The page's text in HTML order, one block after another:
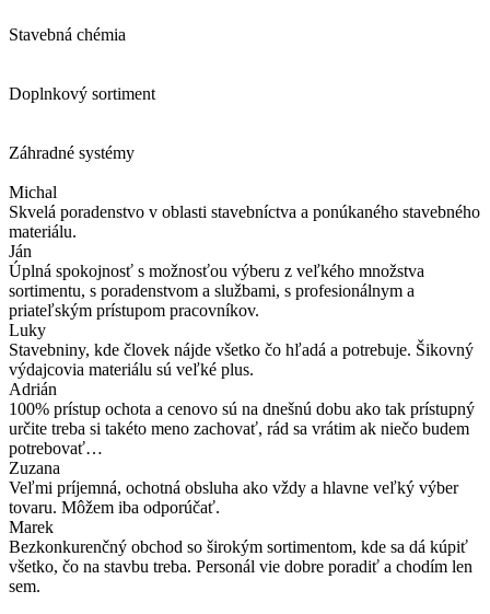
Stavebná chémia
Doplnkový sortiment
Záhradné systémy
Michal
Skvelá poradenstvo v oblasti stavebníctva a ponúkaného stavebného
materiálu.
Ján
Úplná spokojnosť s možnosťou výberu z veľkého množstva
sortimentu, s poradenstvom a službami, s profesionálnym a
priateľským prístupom pracovníkov.
Luky
Stavebniny, kde človek nájde všetko čo hľadá a potrebuje. Šikovný
výdajcovia materiálu sú veľké plus.
Adrián
100% prístup ochota a cenovo sú na dnešnú dobu ako tak prístupný
určite treba si takéto meno zachovať, rád sa vrátim ak niečo budem
potrebovať…
Zuzana
Veľmi príjemná, ochotná obsluha ako vždy a hlavne veľký výber
tovaru. Môžem iba odporúčať.
Marek
Bezkonkurenčný obchod so širokým sortimentom, kde sa dá kúpiť
všetko, čo na stavbu treba. Personál vie dobre poradiť a chodím len
sem.